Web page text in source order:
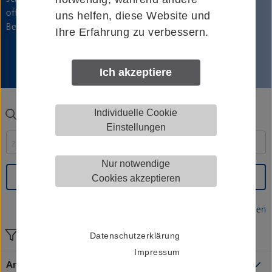
uns helfen, diese Website und
Ihre Erfahrung zu verbessern.
Ich akzeptiere
Individuelle Cookie
Einstellungen
Nur notwendige
Cookies akzeptieren
Datenschutzerklärung
Impressum
offeriert auch Lösungen, mit denen Tore bis 8.000 kg in
Bewegung gebracht werden können.
Produkt suchen
Suchen
zurücksetzen
Anwendung